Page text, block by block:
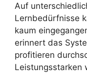
Auf
Lernbedürfnisse
kaum
erinnert das
profitieren
Leistungsstarken